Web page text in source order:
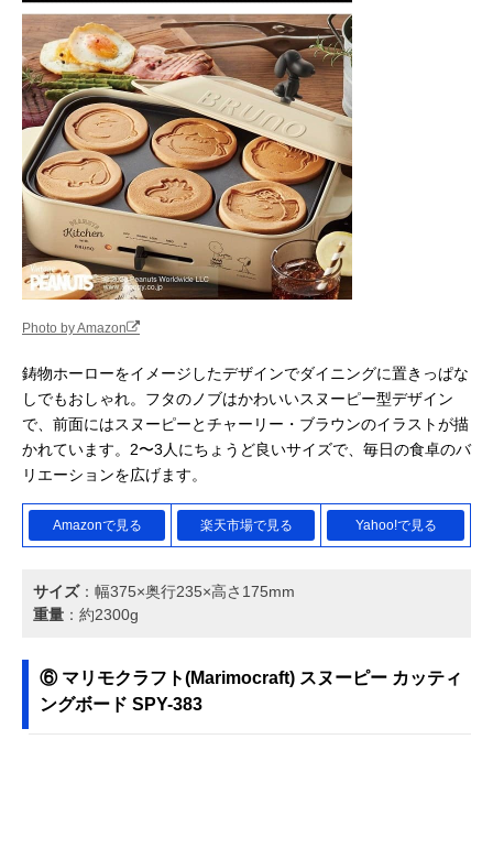
Photo by Amazon
鋳物ホーローをイメージしたデザインでダイニングに置きっぱな
しでもおしゃれ。フタのノブはかわいいスヌーピー型デザイン
で、前面にはスヌーピーとチャーリー・ブラウンのイラストが描
かれています。2〜3人にちょうど良いサイズで、毎日の食卓のバ
リエーションを広げます。
Amazonで見る 楽天市場で見る Yahoo!で見る
サイズ：幅375×奥行235×高さ175mm
重量 ：約2300g
⑥ マリモクラフト(Marimocraft) スヌーピー カッティ
ングボード SPY-383